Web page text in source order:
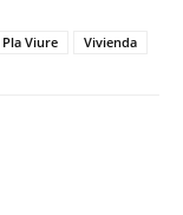
Pla Viure Vivienda